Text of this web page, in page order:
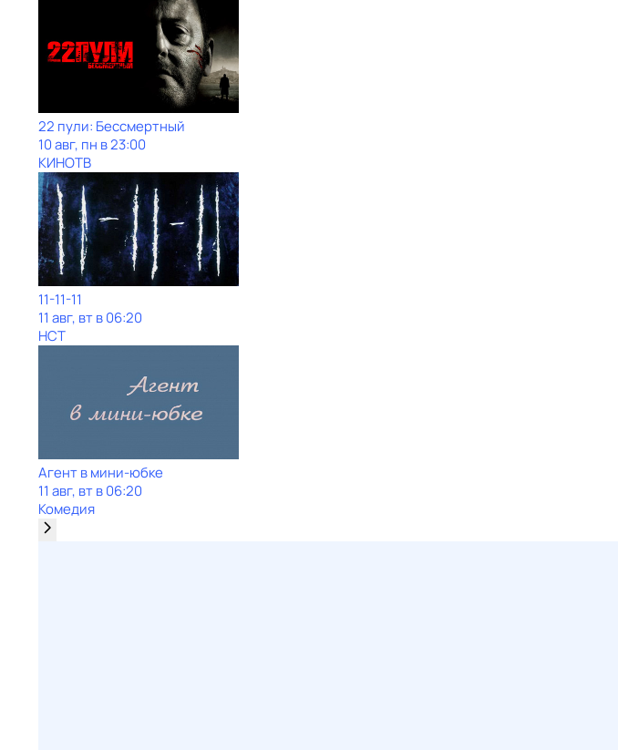
22 пули: Бессмертный
10 авг, пн в 23:00
КИНОТВ
11-11-11
11 авг, вт в 06:20
НСТ
Агент в мини-юбке
11 авг, вт в 06:20
Комедия